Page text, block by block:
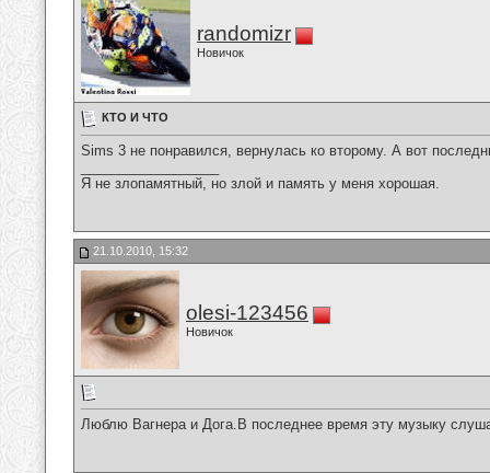
randomizr
Новичок
КТО И ЧТО
Sims 3 не понравился, вернулась ко второму. А вот
Я не злопамятный, но злой и память у меня хорошая.
21.10.2010, 15:32
olesi-123456
Новичок
Люблю Вагнера и Дога.В последнее время эту музыку